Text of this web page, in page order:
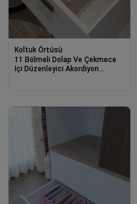
Koltuk Örtüsü
11 Bölmeli Dolap Ve Çekmece
Içi Düzenleyici Akordiyon